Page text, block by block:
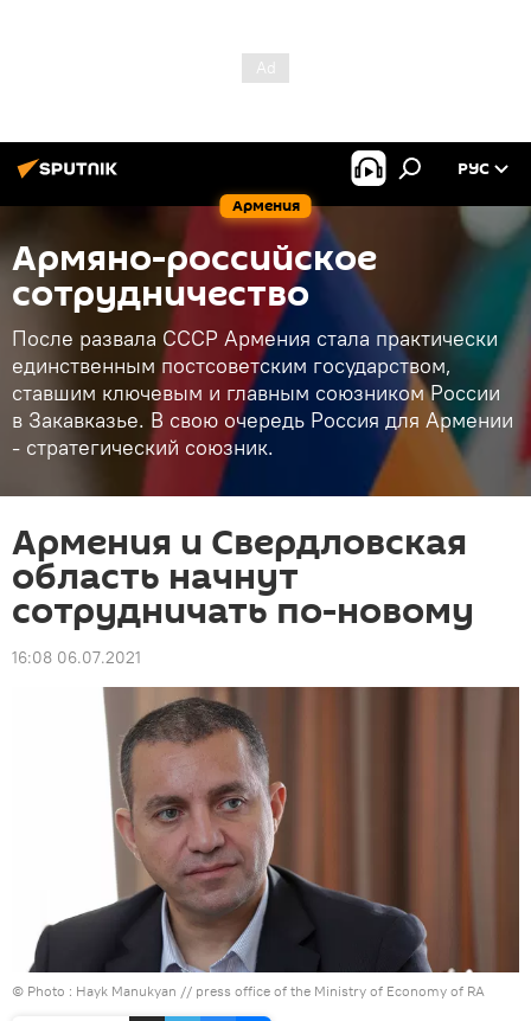
Армения
РУС
Армяно-российское
сотрудничество
После развала СССР Армения стала практически
единственным постсоветским государством,
ставшим ключевым и главным союзником России
в Закавказье. В свою очередь Россия для Армении
- стратегический союзник.
Армения и Свердловская
область начнут
сотрудничать по-новому
16:08 06.07.2021
© Photo : Hayk Manukyan // press office of the Ministry of Economy of RA